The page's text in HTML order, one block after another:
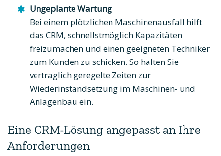
Ungeplante Wartung
Bei einem plötzlichen Maschinenausfall hilft
das CRM, schnellstmöglich Kapazitäten
freizumachen und einen geeigneten Techniker
zum Kunden zu schicken. So halten Sie
vertraglich geregelte Zeiten zur
Wiederinstandsetzung im Maschinen- und
Anlagenbau ein.
Eine CRM-Lösung angepasst an Ihre
Anforderungen